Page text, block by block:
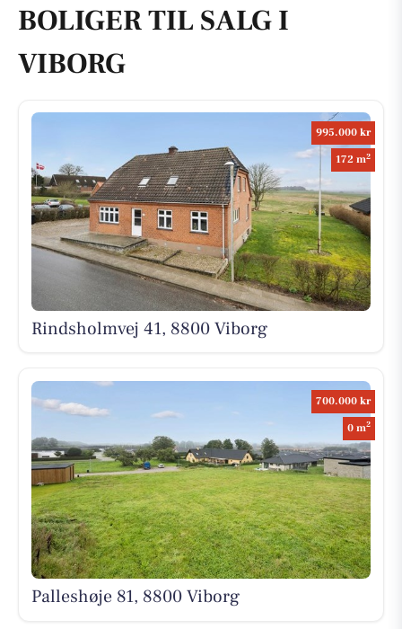
BOLIGER TIL SALG I
VIBORG
995.000 kr
172 m2
Rindsholmvej 41, 8800 Viborg
700.000 kr
0 m2
Palleshøje 81, 8800 Viborg